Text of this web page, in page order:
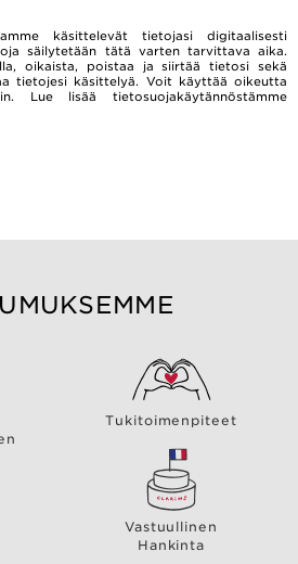
käsittelevät tietojasi digitaalisesti
säilytetään tätä varten tarvittava aika.
oikaista, poistaa ja siirtää tietosi sekä
tietojesi käsittelyä. Voit käyttää oikeutta
Lue lisää tietosuojakäytännöstämme
Tukitoimenpiteet
Vastuullinen
Hankinta